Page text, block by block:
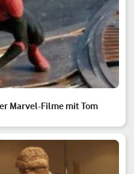
Marvel-Filme mit Tom